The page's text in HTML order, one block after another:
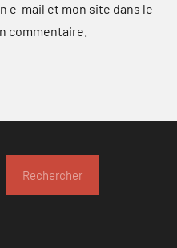
e-mail et mon site dans le
commentaire.
Rechercher